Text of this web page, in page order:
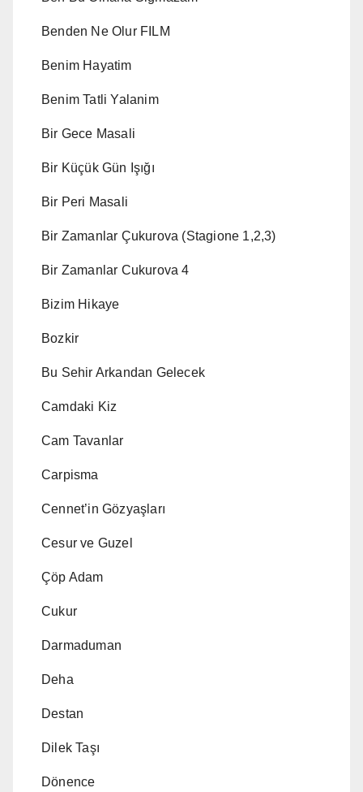
Benden Ne Olur FILM
Benim Hayatim
Benim Tatli Yalanim
Bir Gece Masali
Bir Küçük Gün Işığı
Bir Peri Masali
Bir Zamanlar Çukurova (Stagione 1,2,3)
Bir Zamanlar Cukurova 4
Bizim Hikaye
Bozkir
Bu Sehir Arkandan Gelecek
Camdaki Kiz
Cam Tavanlar
Carpisma
Cennet’in Gözyaşları
Cesur ve Guzel
Çöp Adam
Cukur
Darmaduman
Deha
Destan
Dilek Taşı
Dönence